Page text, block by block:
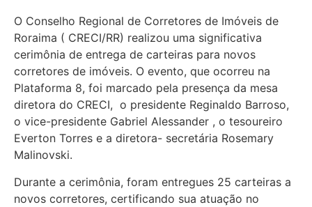
O Conselho Regional de Corretores de Imóveis de
Roraima ( CRECI/RR) realizou uma significativa
cerimônia de entrega de carteiras para novos
corretores de imóveis. O evento, que ocorreu na
Plataforma 8, foi marcado pela presença da mesa
diretora do CRECI, o presidente Reginaldo Barroso,
o vice-presidente Gabriel Alessander , o tesoureiro
Everton Torres e a diretora- secretária Rosemary
Malinovski.
Durante a cerimônia, foram entregues 25 carteiras a
novos corretores, certificando sua atuação no